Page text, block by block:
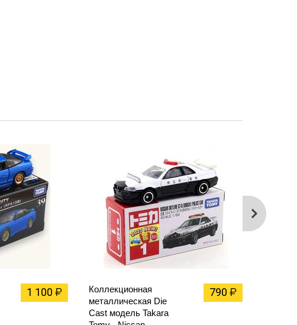
1 100 ₽
Коллекционная
металлическая Die
Cast модель Takara
790 ₽